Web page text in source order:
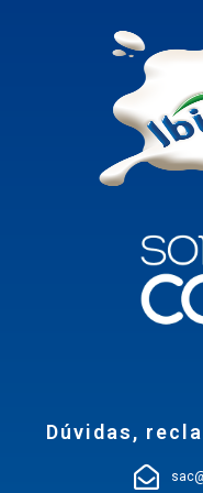
Dúvidas,